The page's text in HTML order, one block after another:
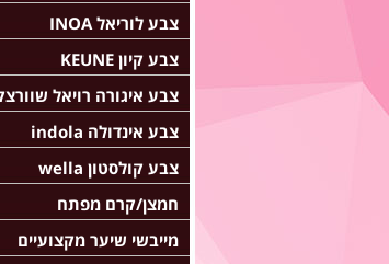
צבע לוריאל INOA
צבע קיון KEUNE
צבע איגורה רויאל
צבע אינדולה indola
צבע קולסטון wella
חמצן/קרם מפתח
מייבשי שיער מקצועיים